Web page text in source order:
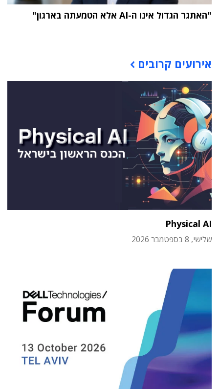
"האתגר הגדול אינו ה-AI אלא הטמעתה בארגון"
אירועים קרובים
Physical AI
שלישי, 8 בספטמבר 2026